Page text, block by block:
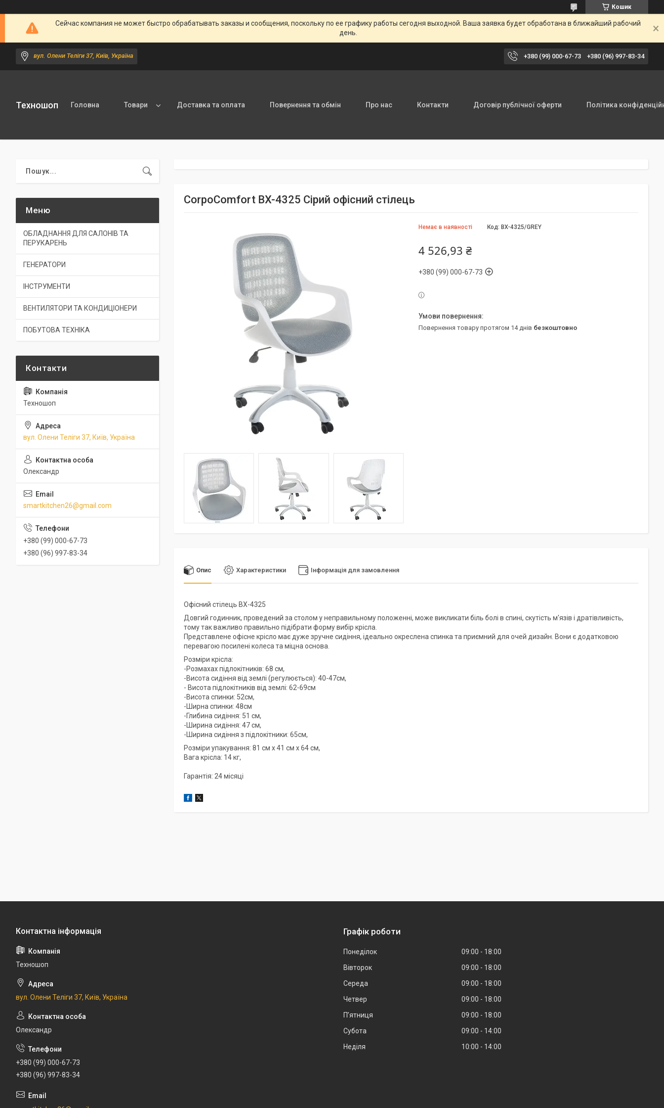
Кошик
Сейчас компания не может быстро обрабатывать заказы и сообщения, поскольку по ее графику работы сегодня выходной. Ваша заявка будет обработана в ближайший рабочий
день.
вул. Олени Теліги 37, Київ, Україна +380 (99) 000-67-73 +380 (96) 997-83-34
Техношоп Головна Товари Доставка та оплата Повернення та обмін Про нас Контакти Договір публічної оферти Політика
CorpoComfort BX-4325 Сірий офісний стілець
Немає в наявності Код: BX-4325/GREY
4 526,93 ₴
+380 (99) 000-67-73
повернення товару протягом 14 днів безкоштовно
Опис Характеристики Інформація для замовлення
Офісний стілець BX-4325
Довгий годинник, проведений за столом у неправильному положенні, може викликати біль болі в спині, скутість м'язів і дратівливість,
тому так важливо правильно підібрати форму вибір крісла.
Представлене офісне крісло має дуже зручне сидіння, ідеально окреслена спинка та приємний для очей дизайн. Вони є додатковою
перевагою посилені колеса та міцна основа.
Розміри крісла:
-Розмахах підлокітників: 68 см,
-Висота сидіння від землі (регулюється): 40-47см,
- Висота підлокітників від землі: 62-69см
-Висота спинки: 52см,
-Ширна спинки: 48см
-Глибина сидіння: 51 см,
-Ширина сидіння: 47 см,
-Ширина сидіння з підлокітники: 65см,
Розміри упакування: 81 см x 41 см x 64 см,
Вага крісла: 14 кг,
Гарантія: 24 місяці
ОБЛАДНАННЯ ДЛЯ САЛОНІВ ТА
ПЕРУКАРЕНЬ
ГЕНЕРАТОРИ
ІНСТРУМЕНТИ
ВЕНТИЛЯТОРИ ТА КОНДИЦІОНЕРИ
ПОБУТОВА ТЕХНІКА
Техношоп
вул. Олени Теліги 37, Київ, Україна
Олександр
smartkitchen26@gmail.com
+380 (99) 000-67-73
+380 (96) 997-83-34
Техношоп
вул. Олени Теліги 37, Київ, Україна
Олександр
+380 (99) 000-67-73
+380 (96) 997-83-34
Графік роботи
Понеділок 09:00
18:00
Вівторок
09:00
18:00
Середа
09:00
18:00
Четвер
09:00
18:00
Пʼятниця
09:00
18:00
Субота
09:00
14:00
Неділя
10:00 14:00